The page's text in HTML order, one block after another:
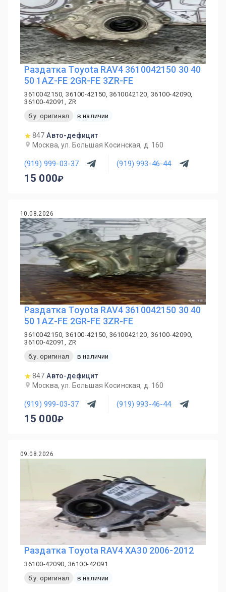
Раздатка Toyota RAV4 3610042150 30 40
50 1AZ-FE 2GR-FE 3ZR-FE
3610042150, 36100-42150, 3610042120, 36100-42090,
36100-42091, ZR
б.у. оригинал
в наличии
847 Авто-дефицит
Москва, ул. Большая Косинская, д. 160
(919) 999-03-37 (919) 993-46-44
15 000
10.08.2026
Раздатка Toyota RAV4 3610042150 30 40
50 1AZ-FE 2GR-FE 3ZR-FE
3610042150, 36100-42150, 3610042120, 36100-42090,
36100-42091, ZR
б.у. оригинал
в наличии
847 Авто-дефицит
Москва, ул. Большая Косинская, д. 160
(919) 999-03-37 (919) 993-46-44
15 000
09.08.2026
Раздатка Toyota RAV4 XA30 2006-2012
36100-42090, 36100-42091
б.у. оригинал
в наличии